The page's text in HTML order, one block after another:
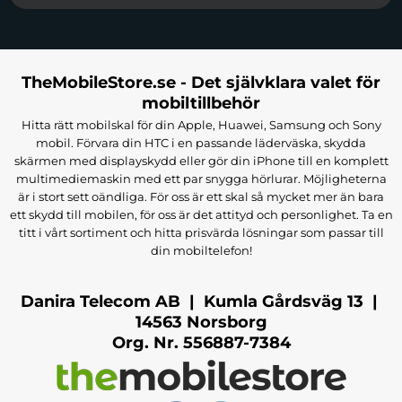
plånboksfodralet att du kan lämna plånboken
hemma och ha allt på ett och samma ställe. Våra
plånboksfodral är tillverkade av högkvalitativa
material som erbjuder långvarigt skydd för din Pixel
7a, samtidigt som de ger en elegant och
professionell look.
Ett plånboksfodral skyddar både fram- och baksidan
av telefonen och kan dessutom användas som ett
Skärmskydd för Google Pixel 7a
Skärmen på din Pixel 7a är en av dess mest känsliga
delar och förtjänar extra skydd. VåraGoogle Pixel 7a
TheMobileStore.se - Det självklara valet för
mobiltillbehör
Hitta rätt mobilskal för din Apple, Huawei, Samsung och Sony
mobil. Förvara din HTC i en passande läderväska, skydda
skärmen med displayskydd eller gör din iPhone till en komplett
multimediemaskin med ett par snygga hörlurar. Möjligheterna
är i stort sett oändliga. För oss är ett skal så mycket mer än bara
ett skydd till mobilen, för oss är det attityd och personlighet. Ta en
titt i vårt sortiment och hitta prisvärda lösningar som passar till
din mobiltelefon!
Danira Telecom AB | Kumla Gårdsväg 13 |
14563 Norsborg
Org. Nr. 556887-7384